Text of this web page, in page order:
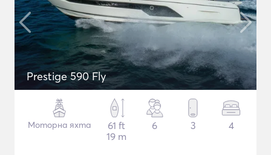
Prestige 590 Fly
Моторна яхта
61 ft
19 m
6 3 4